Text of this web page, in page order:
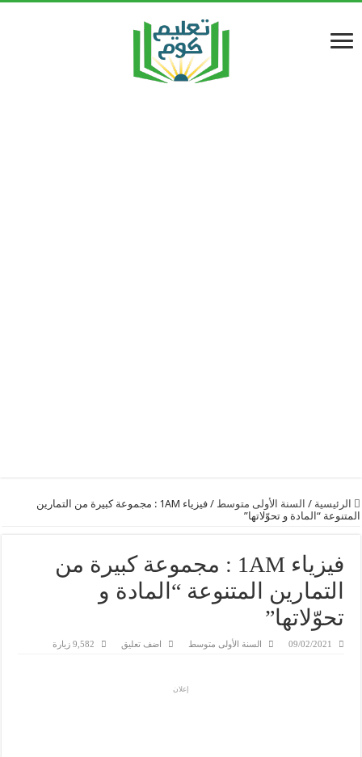
الرئيسية / السنة الأولى متوسط /
فيزياء 1AM : مجموعة كبيرة من التمارين
المتنوعة “المادة و تحوّلاتها”
فيزياء 1AM : مجموعة كبيرة من
التمارين المتنوعة “المادة و
تحوّلاتها”
09/02/2021 السنة الأولى متوسط اضف تعليق 9,582 زيارة
إعلان